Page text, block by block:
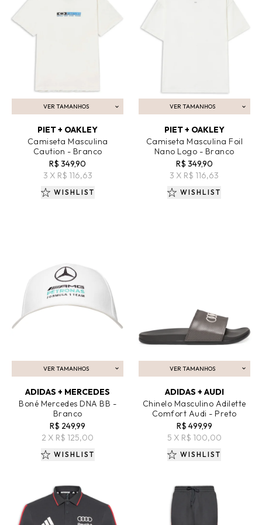
VER TAMANHOS
ADICIONAR AO CARRINHO
PIET + OAKLEY
Camiseta Masculina
Caution - Branco
R$ 349,90
3 X R$ 116,63
WISHLIST
VER TAMANHOS
ADICIONAR AO CARRINHO
PIET + OAKLEY
Camiseta Masculina Foil
Nano Logo - Branco
R$ 349,90
3 X R$ 116,63
WISHLIST
VER TAMANHOS
ADICIONAR AO CARRINHO
ADIDAS + MERCEDES
Boné Mercedes DNA BB -
Branco
R$ 249,99
2 X R$ 125,00
WISHLIST
VER TAMANHOS
ADICIONAR AO CARRINHO
ADIDAS + AUDI
Chinelo Masculino Adilette
Comfort Audi - Preto
R$ 499,99
5 X R$ 100,00
WISHLIST